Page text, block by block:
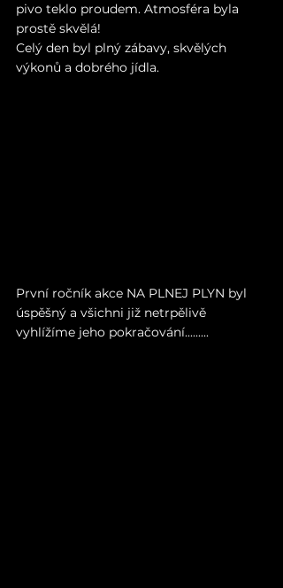
pivo teklo proudem. Atmosféra byla
prostě skvělá!
Celý den byl plný zábavy, skvělých
výkonů a dobrého jídla.
První ročník akce NA PLNEJ PLYN byl
úspěšný a všichni již netrpělivě
vyhlížíme jeho pokračování.........